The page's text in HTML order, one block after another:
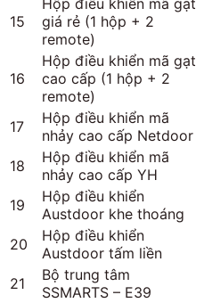
15
Hộp điều khiển mã gạt
giá rẻ (1 hộp + 2
remote)
16
Hộp điều khiển mã gạt
cao cấp (1 hộp + 2
remote)
17
Hộp điều khiển mã
nhảy cao cấp Netdoor
18
Hộp điều khiển mã
nhảy cao cấp YH
19
Hộp điều khiển
Austdoor khe thoáng
20
Hộp điều khiển
Austdoor tấm liền
21
Bộ trung tâm
SSMARTS – E39